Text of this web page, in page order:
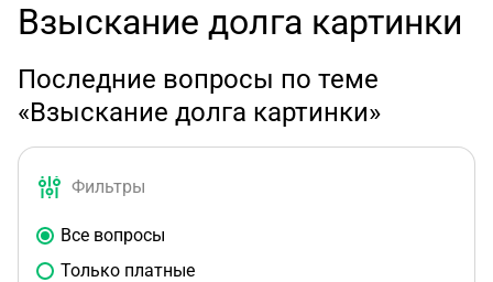
Взыскание долга картинки
Последние вопросы по теме
«Взыскание долга картинки»
Фильтры
Все вопросы
Только платные